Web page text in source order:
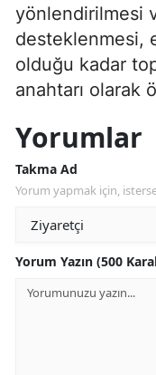
yönlendirilmesi
desteklenmesi,
olduğu kadar
anahtarı olarak
Yorumlar
Takma Ad
Yorum yapmak için,
Yorum Yazın (500